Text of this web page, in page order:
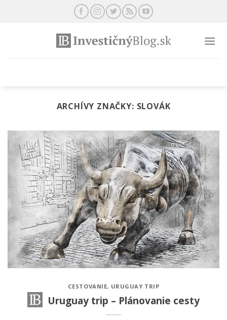
ARCHÍVY ZNAČKY: SLOVÁK
CESTOVANIE, URUGUAY TRIP
Uruguay trip – Plánovanie cesty